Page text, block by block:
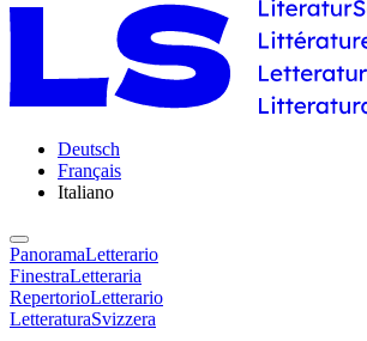
Deutsch
Français
Italiano
PanoramaLetterario
FinestraLetteraria
RepertorioLetterario
LetteraturaSvizzera